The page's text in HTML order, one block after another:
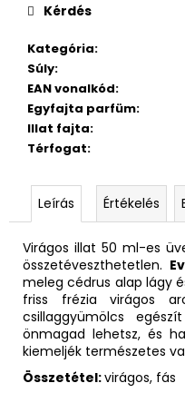
Kategória:
Súly:
EAN vonalkód:
Egyfajta parfüm:
Illat fajta:
Térfogat:
Kérdés
Leírás Értékelés
Virágos illat 50 ml-es
összetéveszthetetlen.
meleg cédrus alap lágy
friss frézia virágos
csillaggyümölcs
önmagad lehetsz, és
kiemeljék természetes
Összetétel:virágos, fás